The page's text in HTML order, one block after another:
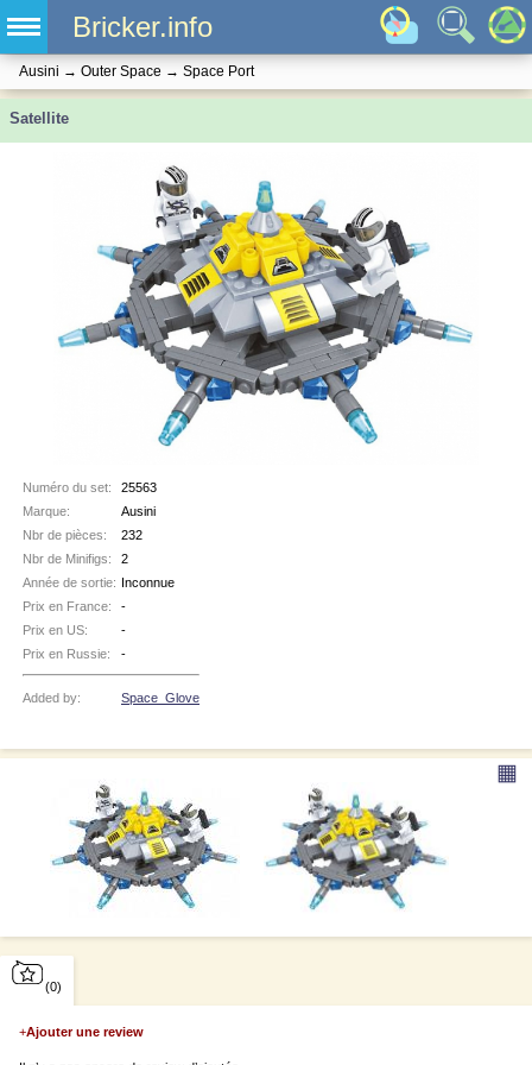
Bricker.info
Ausini → Outer Space → Space Port
Satellite
Numéro du set:
25563
Marque:
Ausini
Nbr de pièces:
232
Nbr de Minifigs:
2
Année de sortie: Inconnue
Prix en France:
-
Prix en US:
-
Prix en Russie:
-
Added by: Space_Glove
▦
(0)
+Ajouter une review